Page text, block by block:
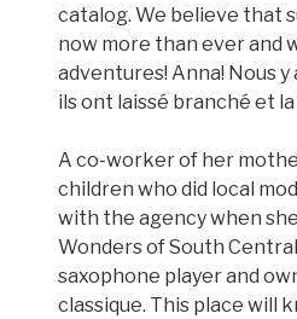
catalog. We believe that
now more than ever and
adventures! Anna! Nous
ils ont laissé branché et
A co-worker of her
children who did local
with the agency when
Wonders of South
saxophone player and
classique. This place will